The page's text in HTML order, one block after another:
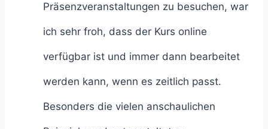
Präsenzveranstaltungen zu besuchen, war
ich sehr froh, dass der Kurs online
verfügbar ist und immer dann bearbeitet
werden kann, wenn es zeitlich passt.
Besonders die vielen anschaulichen